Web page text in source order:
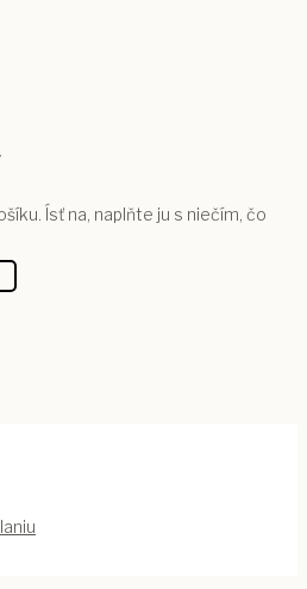
Ísť na, naplňte ju s niečím, čo